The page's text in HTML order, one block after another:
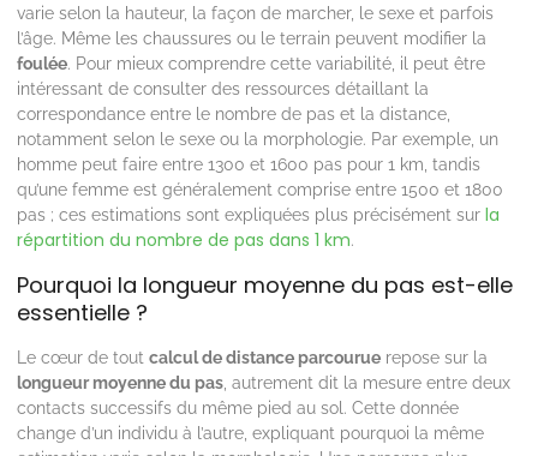
varie selon la hauteur, la façon de marcher, le sexe et parfois
l’âge. Même les chaussures ou le terrain peuvent modifier la
foulée. Pour mieux comprendre cette variabilité, il peut être
intéressant de consulter des ressources détaillant la
correspondance entre le nombre de pas et la distance,
notamment selon le sexe ou la morphologie. Par exemple, un
homme peut faire entre 1300 et 1600 pas pour 1 km, tandis
qu’une femme est généralement comprise entre 1500 et 1800
pas ; ces estimations sont expliquées plus précisément sur la
répartition du nombre de pas dans 1 km.
Pourquoi la longueur moyenne du pas est-elle
essentielle ?
Le cœur de tout calcul de distance parcourue repose sur la
longueur moyenne du pas, autrement dit la mesure entre deux
contacts successifs du même pied au sol. Cette donnée
change d’un individu à l’autre, expliquant pourquoi la même